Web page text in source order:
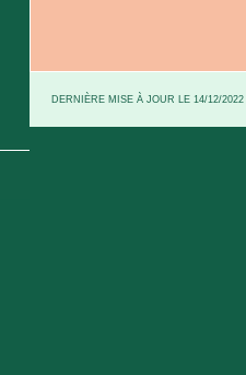
DERNIÈRE MISE À JOUR LE 14/12/2022